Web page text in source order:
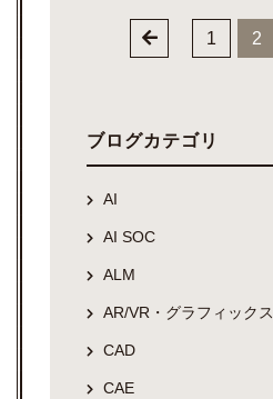
1 2
ブログカテゴリ
AI
AI SOC
ALM
AR/VR・グラフィックス
CAD
CAE